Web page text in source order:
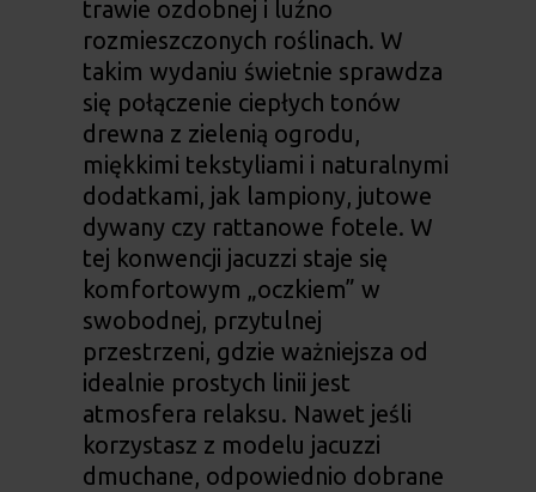
trawie ozdobnej i luźno
rozmieszczonych roślinach. W
takim wydaniu świetnie sprawdza
się połączenie ciepłych tonów
drewna z zielenią ogrodu,
miękkimi tekstyliami i naturalnymi
dodatkami, jak lampiony, jutowe
dywany czy rattanowe fotele. W
tej konwencji jacuzzi staje się
komfortowym „oczkiem” w
swobodnej, przytulnej
przestrzeni, gdzie ważniejsza od
idealnie prostych linii jest
atmosfera relaksu. Nawet jeśli
korzystasz z modelu jacuzzi
dmuchane, odpowiednio dobrane